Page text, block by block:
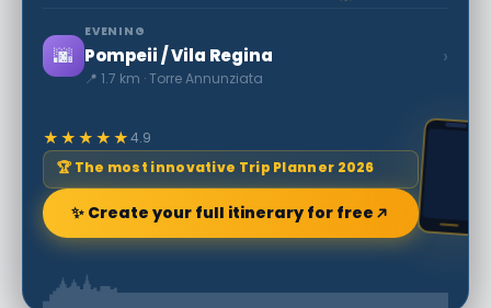
🌆
EVENING
Pompeii / Vila Regina
📍 1.7 km · Torre Annunziata
›
★★★★★4.9
🏆 The most innovative Trip Planner 2026
✨ Create your full itinerary for free